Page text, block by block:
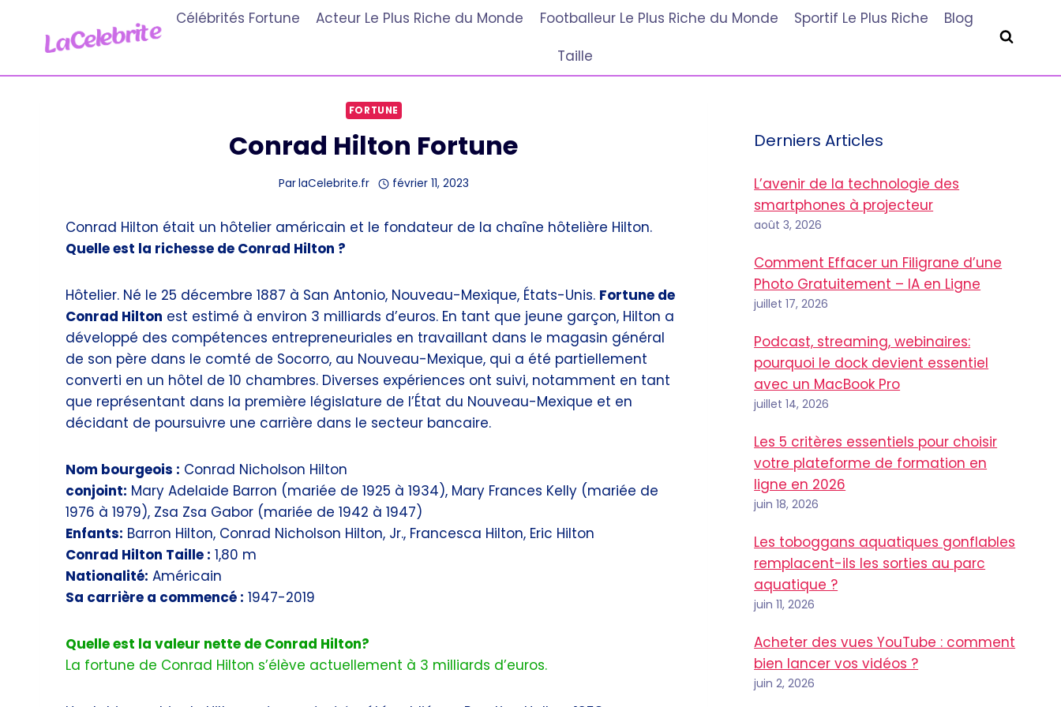
contenu
Célébrités Fortune Acteur Le Plus Riche du Monde Footballeur Le Plus Riche du Monde Sportif Le Plus Riche
Blog
Taille
FORTUNE
Conrad Hilton Fortune
ParlaCelebrite.fr février 11, 2023
Conrad Hilton était un hôtelier américain et le fondateur de la chaîne hôtelière Hilton.
Quelle est la richesse de Conrad Hilton ?
Hôtelier. Né le 25 décembre 1887 à San Antonio, Nouveau-Mexique, États-Unis. Fortune de
Conrad Hilton est estimé à environ 3 milliards d’euros. En tant que jeune garçon, Hilton a
développé des compétences entrepreneuriales en travaillant dans le magasin général
de son père dans le comté de Socorro, au Nouveau-Mexique, qui a été partiellement
converti en un hôtel de 10 chambres. Diverses expériences ont suivi, notamment en tant
que représentant dans la première législature de l’État du Nouveau-Mexique et en
décidant de poursuivre une carrière dans le secteur bancaire.
Nom bourgeois : Conrad Nicholson Hilton
conjoint: Mary Adelaide Barron (mariée de 1925 à 1934), Mary Frances Kelly (mariée de
1976 à 1979), Zsa Zsa Gabor (mariée de 1942 à 1947)
Enfants: Barron Hilton, Conrad Nicholson Hilton, Jr., Francesca Hilton, Eric Hilton
Conrad Hilton Taille : 1,80 m
Nationalité: Américain
Sa carrière a commencé : 1947-2019
Quelle est la valeur nette de Conrad Hilton?
La fortune de Conrad Hilton s’élève actuellement à 3 milliards d’euros.
Derniers Articles
L’avenir de la technologie des
smartphones à projecteur
août 3, 2026
Comment Effacer un Filigrane d’une
Photo Gratuitement – IA en Ligne
juillet 17, 2026
Podcast, streaming, webinaires:
pourquoi le dock devient essentiel
avec un MacBook Pro
juillet 14, 2026
Les 5 critères essentiels pour choisir
votre plateforme de formation en
ligne en 2026
juin 18, 2026
Les toboggans aquatiques gonflables
remplacent-ils les sorties au parc
aquatique ?
juin 11, 2026
Acheter des vues YouTube : comment
bien lancer vos vidéos ?
juin 2, 2026